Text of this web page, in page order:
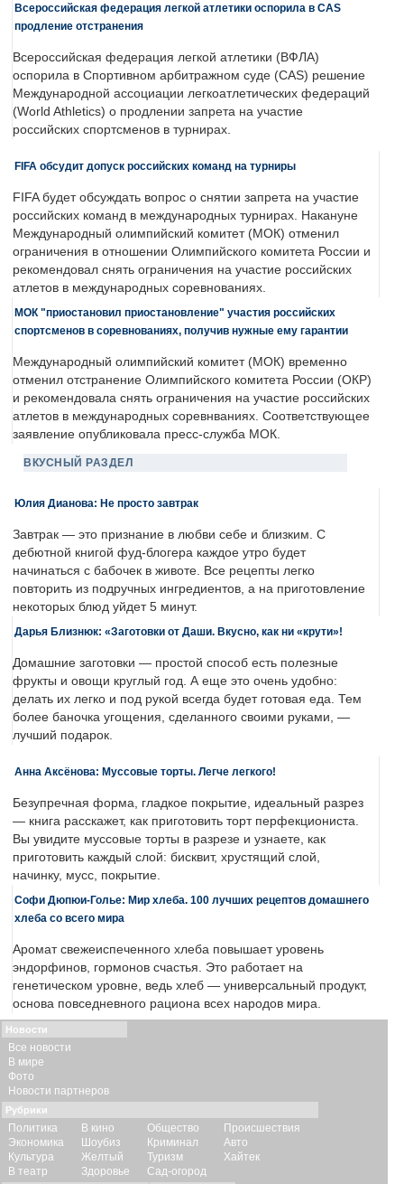
Всероссийская федерация легкой атлетики оспорила в CAS
продление отстранения
Всероссийская федерация легкой атлетики (ВФЛА)
оспорила в Спортивном арбитражном суде (CAS) решение
Международной ассоциации легкоатлетических федераций
(World Athletics) о продлении запрета на участие
российских спортсменов в турнирах.
FIFA обсудит допуск российских команд на турниры
FIFA будет обсуждать вопрос о снятии запрета на участие
российских команд в международных турнирах. Накануне
Международный олимпийский комитет (МОК) отменил
ограничения в отношении Олимпийского комитета России и
рекомендовал снять ограничения на участие российских
атлетов в международных соревнованиях.
МОК "приостановил приостановление" участия российских
спортсменов в соревнованиях, получив нужные ему гарантии
Международный олимпийский комитет (МОК) временно
отменил отстранение Олимпийского комитета России (ОКР)
и рекомендовала снять ограничения на участие российских
атлетов в международных соревнваниях. Соответствующее
заявление опубликовала пресс-служба МОК.
ВКУСНЫЙ РАЗДЕЛ
Юлия Дианова: Не просто завтрак
Завтрак — это признание в любви себе и близким. С
дебютной книгой фуд-блогера каждое утро будет
начинаться с бабочек в животе. Все рецепты легко
повторить из подручных ингредиентов, а на приготовление
некоторых блюд уйдет 5 минут.
Дарья Близнюк: «Заготовки от Даши. Вкусно, как ни «крути»!
Домашние заготовки — простой способ есть полезные
фрукты и овощи круглый год. А еще это очень удобно:
делать их легко и под рукой всегда будет готовая еда. Тем
более баночка угощения, сделанного своими руками, —
лучший подарок.
Анна Аксёнова: Муссовые торты. Легче легкого!
Безупречная форма, гладкое покрытие, идеальный разрез
— книга расскажет, как приготовить торт перфекциониста.
Вы увидите муссовые торты в разрезе и узнаете, как
приготовить каждый слой: бисквит, хрустящий слой,
начинку, мусс, покрытие.
Софи Дюпюи-Голье: Мир хлеба. 100 лучших рецептов домашнего
хлеба со всего мира
Аромат свежеиспеченного хлеба повышает уровень
эндорфинов, гормонов счастья. Это работает на
генетическом уровне, ведь хлеб — универсальный продукт,
основа повседневного рациона всех народов мира.
Новости
Все новости
В мире
Фото
Новости партнеров
Рубрики
Политика
Экономика
Культура
В театр
В кино
Шоубиз
Желтый
Здоровье
Общество
Криминал
Туризм
Сад-огород
Происшествия
Авто
Хайтек